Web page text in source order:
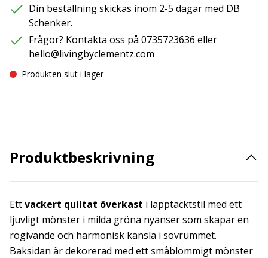
Din beställning skickas inom 2-5 dagar med DB
Schenker.
Frågor? Kontakta oss på 0735723636 eller
hello@livingbyclementz.com
Produkten slut i lager
Produktbeskrivning
Ettvackert quiltat överkast i lapptäcktstil med ett
ljuvligt mönster i milda gröna nyanser som skapar en
rogivande och harmonisk känsla i sovrummet.
Baksidan är dekorerad med ett småblommigt mönster